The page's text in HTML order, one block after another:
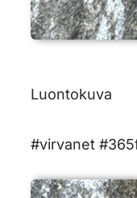
Luontokuva
#virvanet